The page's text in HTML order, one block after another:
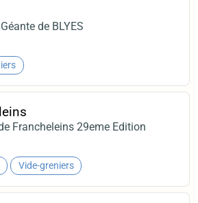
de BLYES
Francheleins 29eme Edition
Vide-greniers